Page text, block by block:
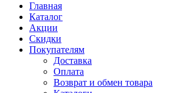
Главная
Каталог
Акции
Скидки
Покупателям
Доставка
Оплата
Возврат и обмен товара